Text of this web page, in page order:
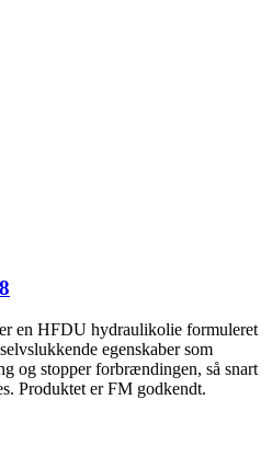
en HFDU hydraulikolie formuleret
egenskaber som
og stopper forbrændingen, så snart
Produktet er FM godkendt.